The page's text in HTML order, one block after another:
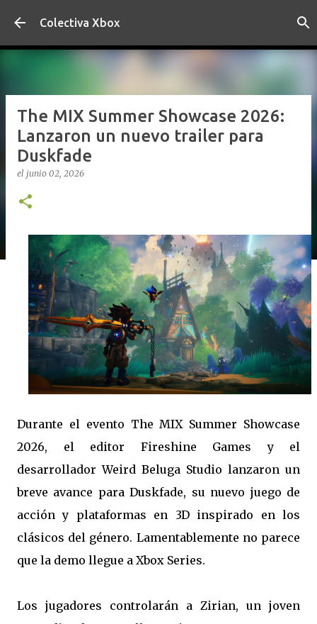
Ir al contenido principal
Colectiva Xbox
The MIX Summer Showcase 2026:
Lanzaron un nuevo trailer para
Duskfade
el junio 02, 2026
Durante el evento The MIX Summer Showcase
2026, el editor Fireshine Games y el
desarrollador Weird Beluga Studio lanzaron un
breve avance para Duskfade, su nuevo juego de
acción y plataformas en 3D inspirado en los
clásicos del género. Lamentablemente no parece
que la demo llegue a Xbox Series.
Los jugadores controlarán a Zirian, un joven